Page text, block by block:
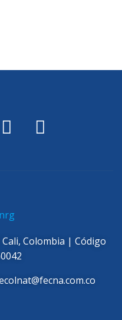
Cali, Colombia | Código